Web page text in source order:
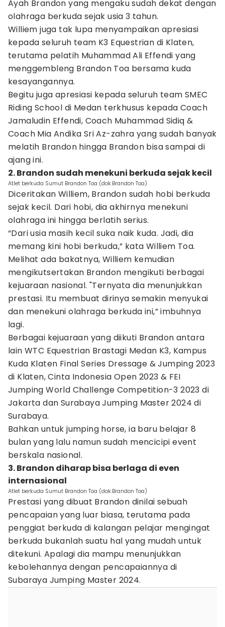
Ayah Brandon yang mengaku sudah dekat dengan
olahraga berkuda sejak usia 3 tahun.
Williem juga tak lupa menyampaikan apresiasi
kepada seluruh team K3 Equestrian di Klaten,
terutama pelatih Muhammad Ali Effendi yang
menggembleng Brandon Toa bersama kuda
kesayangannya.
Begitu juga apresiasi kepada seluruh team SMEC
Riding School di Medan terkhusus kepada Coach
Jamaludin Effendi, Coach Muhammad Sidiq &
Coach Mia Andika Sri Az-zahra yang sudah banyak
melatih Brandon hingga Brandon bisa sampai di
ajang ini.
2. Brandon sudah menekuni berkuda sejak kecil
Atlet berkuda Sumut Brandon Toa (dok.Brandon Toa)
Diceritakan Williem, Brandon sudah hobi berkuda
sejak kecil. Dari hobi, dia akhirnya menekuni
olahraga ini hingga berlatih serius.
“Dari usia masih kecil suka naik kuda. Jadi, dia
memang kini hobi berkuda,” kata Williem Toa.
Melihat ada bakatnya, Williem kemudian
mengikutsertakan Brandon mengikuti berbagai
kejuaraan nasional. "Ternyata dia menunjukkan
prestasi. Itu membuat dirinya semakin menyukai
dan menekuni olahraga berkuda ini,” imbuhnya
lagi.
Berbagai kejuaraan yang diikuti Brandon antara
lain WTC Equestrian Brastagi Medan K3, Kampus
Kuda Klaten Final Series Dressage & Jumping 2023
di Klaten, Cinta Indonesia Open 2023 & FEI
Jumping World Challenge Competition-3 2023 di
Jakarta dan Surabaya Jumping Master 2024 di
Surabaya.
Bahkan untuk jumping horse, ia baru belajar 8
bulan yang lalu namun sudah mencicipi event
berskala nasional.
3. Brandon diharap bisa berlaga di even
internasional
Atlet berkuda Sumut Brandon Toa (dok.Brandon Toa)
Prestasi yang dibuat Brandon dinilai sebuah
pencapaian yang luar biasa, terutama pada
penggiat berkuda di kalangan pelajar mengingat
berkuda bukanlah suatu hal yang mudah untuk
ditekuni. Apalagi dia mampu menunjukkan
kebolehannya dengan pencapaiannya di
Subaraya Jumping Master 2024.